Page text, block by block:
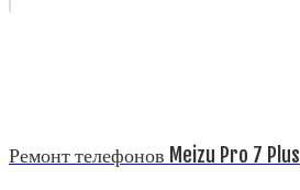
Ремонт телефонов Meizu Pro 7 Plus